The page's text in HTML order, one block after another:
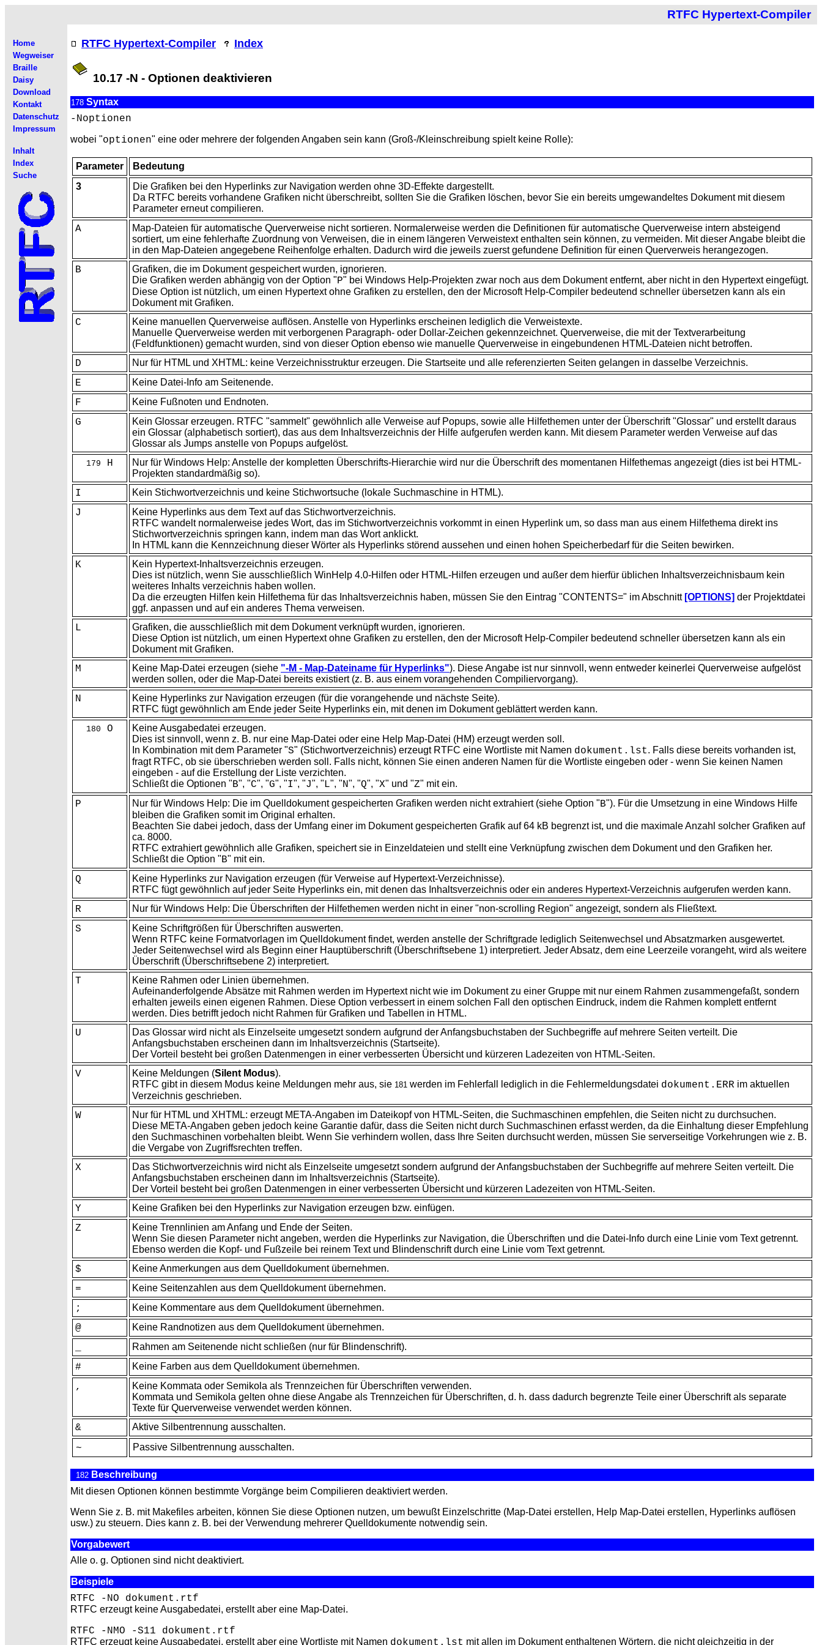
RTFC Hypertext-Compiler
Home
Wegweiser
Braille
Daisy
Download
Kontakt
Datenschutz
Impressum
Inhalt
Index
Suche
RTFC Hypertext-Compiler Index
10.17 -N - Optionen deaktivieren
178 Syntax
-Noptionen
wobei "optionen" eine oder mehrere der folgenden Angaben sein kann (Groß-/Kleinschreibung spielt keine Rolle):
Parameter
Bedeutung
3
Die Grafiken bei den Hyperlinks zur Navigation werden ohne 3D-Effekte dargestellt.
Da RTFC bereits vorhandene Grafiken nicht überschreibt, sollten Sie die Grafiken löschen, bevor Sie ein bereits umgewandeltes Dokument mit diesem
Parameter erneut compilieren.
A Map-Dateien für automatische Querverweise nicht sortieren. Normalerweise werden die Definitionen für automatische Querverweise intern absteigend
sortiert, um eine fehlerhafte Zuordnung von Verweisen, die in einem längeren Verweistext enthalten sein können, zu vermeiden. Mit dieser Angabe bleibt die
in den Map-Dateien angegebene Reihenfolge erhalten. Dadurch wird die jeweils zuerst gefundene Definition für einen Querverweis herangezogen.
B
Grafiken, die im Dokument gespeichert wurden, ignorieren.
Die Grafiken werden abhängig von der Option "P" bei Windows Help-Projekten zwar noch aus dem Dokument entfernt, aber nicht in den Hypertext eingefügt.
Diese Option ist nützlich, um einen Hypertext ohne Grafiken zu erstellen, den der Microsoft Help-Compiler bedeutend schneller übersetzen kann als ein
Dokument mit Grafiken.
C Keine manuellen Querverweise auflösen. Anstelle von Hyperlinks erscheinen lediglich die Verweistexte.
Manuelle Querverweise werden mit verborgenen Paragraph- oder Dollar-Zeichen gekennzeichnet. Querverweise, die mit der Textverarbeitung
(Feldfunktionen) gemacht wurden, sind von dieser Option ebenso wie manuelle Querverweise in eingebundenen HTML-Dateien nicht betroffen.
D Nur für HTML und XHTML: keine Verzeichnisstruktur erzeugen. Die Startseite und alle referenzierten Seiten gelangen in dasselbe Verzeichnis.
E Keine Datei-Info am Seitenende.
F Keine Fußnoten und Endnoten.
G Kein Glossar erzeugen. RTFC "sammelt" gewöhnlich alle Verweise auf Popups, sowie alle Hilfethemen unter der Überschrift "Glossar" und erstellt daraus
ein Glossar (alphabetisch sortiert), das aus dem Inhaltsverzeichnis der Hilfe aufgerufen werden kann. Mit diesem Parameter werden Verweise auf das
Glossar als Jumps anstelle von Popups aufgelöst.
179 H Nur für Windows Help: Anstelle der kompletten Überschrifts-Hierarchie wird nur die Überschrift des momentanen Hilfethemas angezeigt (dies ist bei HTML-
Projekten standardmäßig so).
I Kein Stichwortverzeichnis und keine Stichwortsuche (lokale Suchmaschine in HTML).
J Keine Hyperlinks aus dem Text auf das Stichwortverzeichnis.
RTFC wandelt normalerweise jedes Wort, das im Stichwortverzeichnis vorkommt in einen Hyperlink um, so dass man aus einem Hilfethema direkt ins
Stichwortverzeichnis springen kann, indem man das Wort anklickt.
In HTML kann die Kennzeichnung dieser Wörter als Hyperlinks störend aussehen und einen hohen Speicherbedarf für die Seiten bewirken.
K Kein Hypertext-Inhaltsverzeichnis erzeugen.
Dies ist nützlich, wenn Sie ausschließlich WinHelp 4.0-Hilfen oder HTML-Hilfen erzeugen und außer dem hierfür üblichen Inhaltsverzeichnisbaum kein
weiteres Inhalts verzeichnis haben wollen.
Da die erzeugten Hilfen kein Hilfethema für das Inhaltsverzeichnis haben, müssen Sie den Eintrag "CONTENTS=" im Abschnitt [OPTIONS] der Projektdatei
ggf. anpassen und auf ein anderes Thema verweisen.
L
Grafiken, die ausschließlich mit dem Dokument verknüpft wurden, ignorieren.
Diese Option ist nützlich, um einen Hypertext ohne Grafiken zu erstellen, den der Microsoft Help-Compiler bedeutend schneller übersetzen kann als ein
Dokument mit Grafiken.
M Keine Map-Datei erzeugen (siehe "-M - Map-Dateiname für Hyperlinks"). Diese Angabe ist nur sinnvoll, wenn entweder keinerlei Querverweise aufgelöst
werden sollen, oder die Map-Datei bereits existiert (z. B. aus einem vorangehenden Compiliervorgang).
N Keine Hyperlinks zur Navigation erzeugen (für die vorangehende und nächste Seite).
RTFC fügt gewöhnlich am Ende jeder Seite Hyperlinks ein, mit denen im Dokument geblättert werden kann.
180 O KeineAusgabedatei erzeugen.
Dies ist sinnvoll, wenn z. B. nur eine Map-Datei oder eine Help Map-Datei (HM) erzeugt werden soll.
In Kombination mit dem Parameter "S" (Stichwortverzeichnis) erzeugt RTFC eine Wortliste mit Namen dokument.lst. Falls diese bereits vorhanden ist,
fragt RTFC, ob sie überschrieben werden soll. Falls nicht, können Sie einen anderen Namen für die Wortliste eingeben oder - wenn Sie keinen Namen
eingeben - auf die Erstellung der Liste verzichten.
Schließt die Optionen "B", "C", "G", "I", "J", "L", "N", "Q", "X" und "Z" mit ein.
P Nur für Windows Help: Die im Quelldokument gespeicherten Grafiken werden nicht extrahiert (siehe Option "B"). Für die Umsetzung in eine Windows Hilfe
bleiben die Grafiken somit im Original erhalten.
Beachten Sie dabei jedoch, dass der Umfang einer im Dokument gespeicherten Grafik auf 64 kB begrenzt ist, und die maximale Anzahl solcher Grafiken auf
ca. 8000.
RTFC extrahiert gewöhnlich alle Grafiken, speichert sie in Einzeldateien und stellt eine Verknüpfung zwischen dem Dokument und den Grafiken her.
Schließt die Option "B" mit ein.
Q Keine Hyperlinks zur Navigation erzeugen (für Verweise auf Hypertext-Verzeichnisse).
RTFC fügt gewöhnlich auf jeder Seite Hyperlinks ein, mit denen das Inhaltsverzeichnis oder ein anderes Hypertext-Verzeichnis aufgerufen werden kann.
R Nur für Windows Help: Die Überschriften der Hilfethemen werden nicht in einer "non-scrolling Region" angezeigt, sondern als Fließtext.
S Keine Schriftgrößen für Überschriften auswerten.
Wenn RTFC keine Formatvorlagen im Quelldokument findet, werden anstelle der Schriftgrade lediglich Seitenwechsel und Absatzmarken ausgewertet.
Jeder Seitenwechsel wird als Beginn einer Hauptüberschrift (Überschriftsebene 1) interpretiert. Jeder Absatz, dem eine Leerzeile vorangeht, wird als weitere
Überschrift (Überschriftsebene 2) interpretiert.
T Keine Rahmen oder Linien übernehmen.
AufeinanderfolgendeAbsätze mit Rahmen werden im Hypertext nicht wie im Dokument zu einer Gruppe mit nur einem Rahmen zusammengefaßt, sondern
erhalten jeweils einen eigenen Rahmen. Diese Option verbessert in einem solchen Fall den optischen Eindruck, indem die Rahmen komplett entfernt
werden. Dies betrifft jedoch nicht Rahmen für Grafiken und Tabellen in HTML.
U Das Glossar wird nicht als Einzelseite umgesetzt sondern aufgrund der Anfangsbuchstaben der Suchbegriffe auf mehrere Seiten verteilt. Die
Anfangsbuchstaben erscheinen dann im Inhaltsverzeichnis (Startseite).
Der Vorteil besteht bei großen Datenmengen in einer verbesserten Übersicht und kürzeren Ladezeiten von HTML-Seiten.
V Keine Meldungen (Silent Modus).
RTFC gibt in diesem Modus keine Meldungen mehr aus, sie 181 werden im Fehlerfall lediglich in die Fehlermeldungsdatei dokument.ERR im aktuellen
Verzeichnis geschrieben.
W Nur für HTML und XHTML: erzeugt META-Angaben im Dateikopf von HTML-Seiten, die Suchmaschinen empfehlen, die Seiten nicht zu durchsuchen.
Diese META-Angaben geben jedoch keine Garantie dafür, dass die Seiten nicht durch Suchmaschinen erfasst werden, da die Einhaltung dieser Empfehlung
den Suchmaschinen vorbehalten bleibt. Wenn Sie verhindern wollen, dass Ihre Seiten durchsucht werden, müssen Sie serverseitige Vorkehrungen wie z. B.
die Vergabe von Zugriffsrechten treffen.
X
Das Stichwortverzeichnis wird nicht als Einzelseite umgesetzt sondern aufgrund der Anfangsbuchstaben der Suchbegriffe auf mehrere Seiten verteilt. Die
Anfangsbuchstaben erscheinen dann im Inhaltsverzeichnis (Startseite).
Der Vorteil besteht bei großen Datenmengen in einer verbesserten Übersicht und kürzeren Ladezeiten von HTML-Seiten.
Y Keine Grafiken bei den Hyperlinks zur Navigation erzeugen bzw. einfügen.
Z Keine Trennlinien am Anfang und Ende der Seiten.
Wenn Sie diesen Parameter nicht angeben, werden die Hyperlinks zur Navigation, die Überschriften und die Datei-Info durch eine Linie vom Text getrennt.
Ebenso werden die Kopf- und Fußzeile bei reinem Text und Blindenschrift durch eine Linie vom Text getrennt.
$ Keine Anmerkungen aus dem Quelldokument übernehmen.
= Keine Seitenzahlen aus dem Quelldokument übernehmen.
; Keine Kommentare aus dem Quelldokument übernehmen.
@ Keine Randnotizen aus dem Quelldokument übernehmen.
Rahmen am Seitenende nicht schließen (nur für Blindenschrift).
# Keine Farben aus dem Quelldokument übernehmen.
, Keine Kommata oder Semikola als Trennzeichen für Überschriften verwenden.
Kommata und Semikola gelten ohne diese Angabe als Trennzeichen für Überschriften, d. h. dass dadurch begrenzte Teile einer Überschrift als separate
Texte für Querverweise verwendet werden können.
& Aktive Silbentrennung ausschalten.
~ Passive Silbentrennung ausschalten.
182 Beschreibung
Mit diesen Optionen können bestimmte Vorgänge beim Compilieren deaktiviert werden.
Wenn Sie z. B. mit Makefiles arbeiten, können Sie diese Optionen nutzen, um bewußt Einzelschritte (Map-Datei erstellen, Help Map-Datei erstellen, Hyperlinks auflösen
usw.) zu steuern. Dies kann z. B. bei der Verwendung mehrerer Quelldokumente notwendig sein.
Vorgabewert
Alle o. g. Optionen sind nicht deaktiviert.
Beispiele
RTFC -NO dokument.rtf
RTFC erzeugt keine Ausgabedatei, erstellt aber eine Map-Datei.
RTFC -NMO -S11 dokument.rtf
RTFC erzeugt keine Ausgabedatei, erstellt aber eine Wortliste mit Namen dokument.lst mit allen im Dokument enthaltenen Wörtern, die nicht gleichzeitig in der